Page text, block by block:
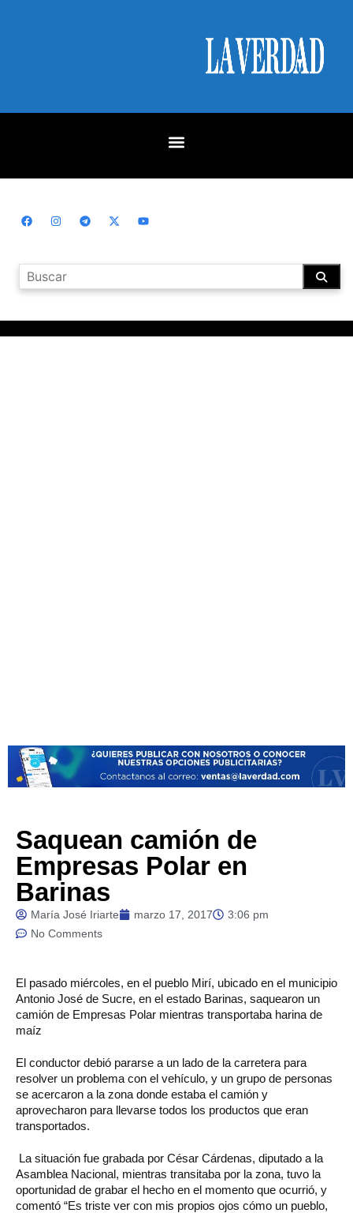
Saquean camión de
Empresas Polar en
Barinas
María José Iriarte marzo 17, 2017
3:06 pm
No Comments
El pasado miércoles, en el pueblo Mirí, ubicado en el municipio
Antonio José de Sucre, en el estado Barinas, saquearon un
camión de Empresas Polar mientras transportaba harina de
maíz
El conductor debió pararse a un lado de la carretera para
resolver un problema con el vehículo, y un grupo de personas
se acercaron a la zona donde estaba el camión y
aprovecharon para llevarse todos los productos que eran
transportados.
La situación fue grabada por César Cárdenas, diputado a la
Asamblea Nacional, mientras transitaba por la zona, tuvo la
oportunidad de grabar el hecho en el momento que ocurrió, y
comentó “Es triste ver con mis propios ojos cómo un pueblo,